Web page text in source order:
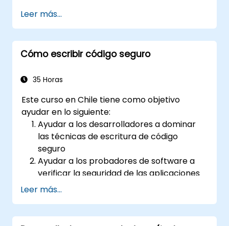
Leer más...
Cómo escribir código seguro
35 Horas
Este curso en Chile tiene como objetivo
ayudar en lo siguiente:
Ayudar a los desarrolladores a dominar
las técnicas de escritura de código
seguro
Ayudar a los probadores de software a
verificar la seguridad de las aplicaciones
antes de publicarlas en el entorno de
comprender los riesgos asociados con las
Leer más...